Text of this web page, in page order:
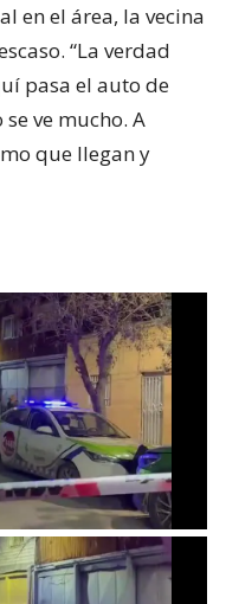
en el área, la vecina
“La verdad
pasa el auto de
ve mucho. A
que llegan y